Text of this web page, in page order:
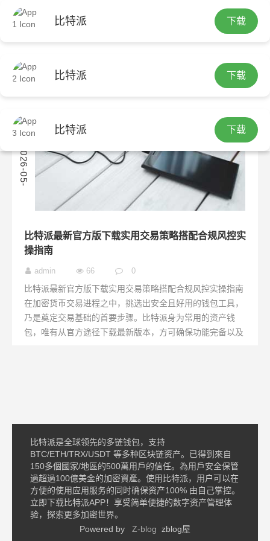
比特派 下载
比特派 下载
比特派 下载
包含"比特派官方下载最新版的交易策略与风险控
2
0
2
6
-
0
5
-
1
3
比特派最新官方版下载实用交易策略搭配合规风控实
操指南
admin 66 0
比特派最新官方版下载实用交易策略搭配合规风控实操指南
在加密货币交易进程之中，挑选出安全且好用的钱包工具，
乃是奠定交易基础的首要步骤。比特派身为常用的资产钱
包，唯有从官方途径下载最新版本，方可确保功能完备以及
比特派是全球领先的多链钱包，支持
BTC/ETH/TRX/USDT 等多种区块链资产。已得到來自
150多個國家/地區的500萬用戶的信任。為用戶安全保管
過超過100億美金的加密資產。使用比特派，用户可以在
方便的使用应用服务的同时确保资产100% 由自己掌控。
立即下载比特派APP！享受简单便捷的数字资产管理体
验，探索更多加密世界。
Powered by
Z-blog zblog屋